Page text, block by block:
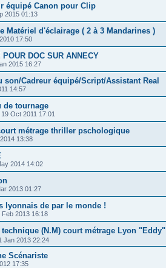
équipé Canon pour Clip
2015 01:13
Matériel d'éclairage ( 2 à 3 Mandarines )
17:50
POUR DOC SUR ANNECY
2015 16:27
son/Cadreur équipé/Script/Assistant Real
14:57
de tournage
19 Oct 2011 17:01
métrage thriller pschologique
13:38
2014 14:02
2013 01:27
lyonnais de par le monde !
Feb 2013 16:18
(N.M) court métrage Lyon "Eddy"
Jan 2013 22:24
Scénariste
17:35